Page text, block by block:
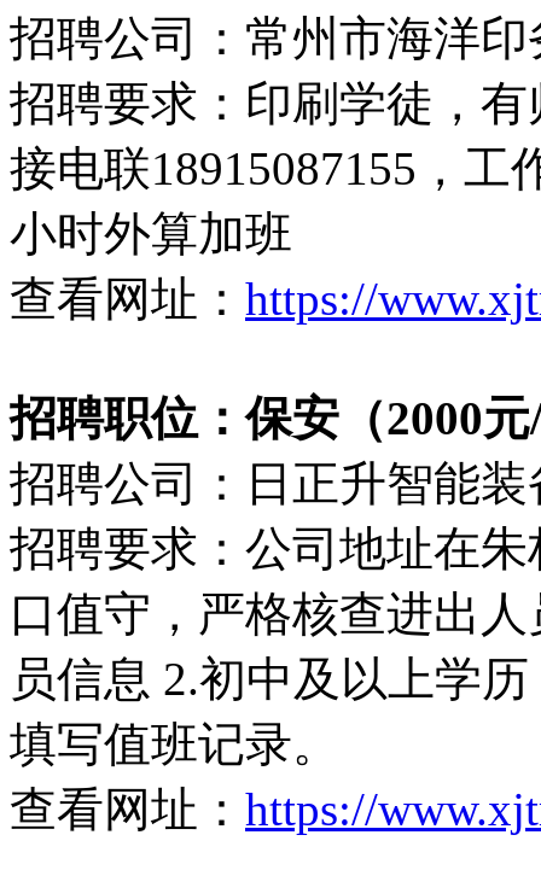
招聘公司：常州市海洋
招聘要求：印刷学徒，
接电联18915087155，工
小时外算加班
查看网址： https://
招聘职位：保安（2000
招聘公司：日正升智能
招聘要求：公司地址在
口值守，严格核查进出
员信息 2.初中及以上学
填写值班记录。
查看网址： https://